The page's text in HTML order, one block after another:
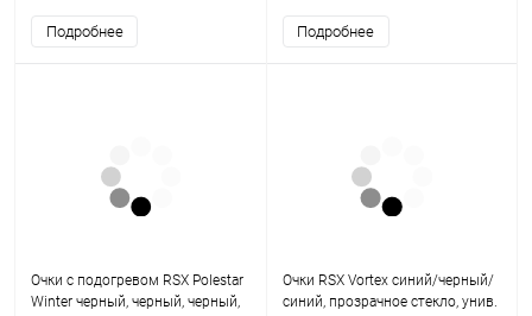
Подробнее Подробнее
Очки с подогревом RSX Polestar
Winter черный, черный, черный,
Очки RSX Vortex синий/черный/
синий, прозрачное стекло, унив.